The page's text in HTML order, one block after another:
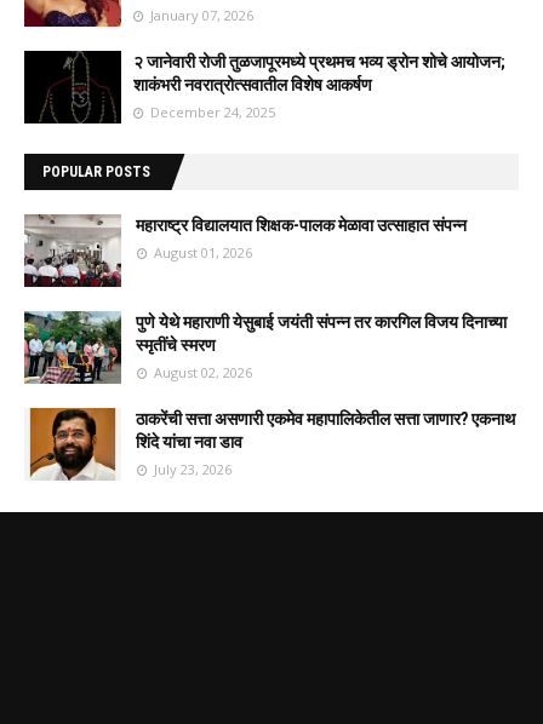
January 07, 2026
२ जानेवारी रोजी तुळजापूरमध्ये प्रथमच भव्य ड्रोन शोचे आयोजन;
शाकंभरी नवरात्रोत्सवातील विशेष आकर्षण
December 24, 2025
POPULAR POSTS
महाराष्ट्र विद्यालयात शिक्षक-पालक मेळावा उत्साहात संपन्न
August 01, 2026
पुणे येथे महाराणी येसुबाई जयंती संपन्न तर कारगिल विजय दिनाच्या
स्मृतींचे स्मरण
August 02, 2026
ठाकरेंची सत्ता असणारी एकमेव महापालिकेतील सत्ता जाणार? एकनाथ
शिंदे यांचा नवा डाव
July 23, 2026